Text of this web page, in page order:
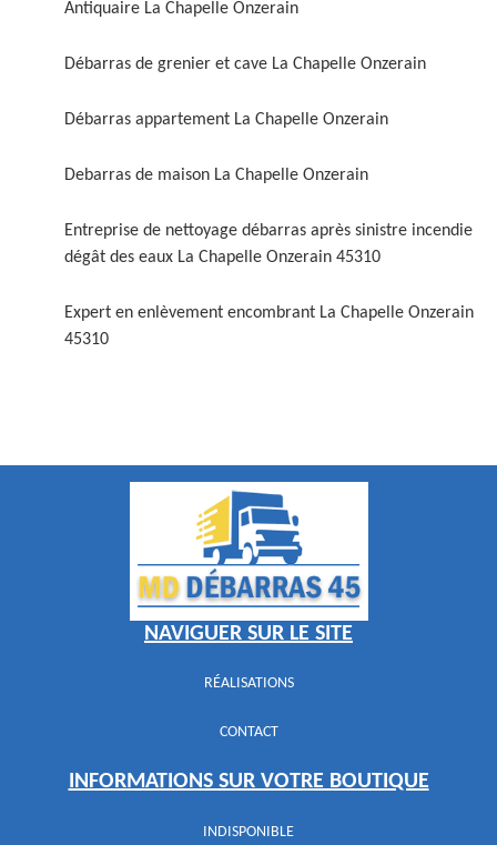
Antiquaire La Chapelle Onzerain
Débarras de grenier et cave La Chapelle Onzerain
Débarras appartement La Chapelle Onzerain
Debarras de maison La Chapelle Onzerain
Entreprise de nettoyage débarras après sinistre incendie
dégât des eaux La Chapelle Onzerain 45310
Expert en enlèvement encombrant La Chapelle Onzerain
45310
NAVIGUER SUR LE SITE
RÉALISATIONS
CONTACT
INFORMATIONS SUR VOTRE BOUTIQUE
INDISPONIBLE